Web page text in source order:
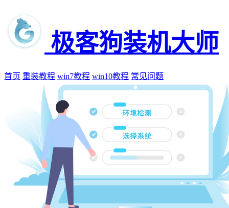
极客狗装机大师
首页 重装教程 win7教程 win10教程 常见问题